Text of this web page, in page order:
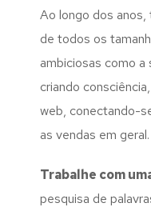
Ao longo dos
de todos os
ambiciosas como a
criando
web, conectando-
as vendas em geral.
Trabalhe com
pesquisa de